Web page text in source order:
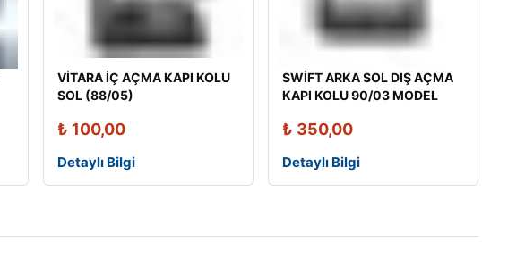
VİTARA İÇ AÇMA KAPI KOLU
SOL (88/05)
₺ 100,00
Detaylı Bilgi
SWİFT ARKA SOL DIŞ AÇMA
KAPI KOLU 90/03 MODEL
₺ 350,00
Detaylı Bilgi